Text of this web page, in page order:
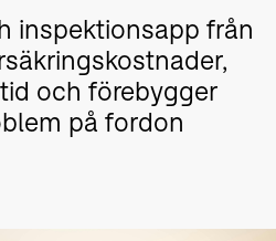
inspektionsapp från
och förebygger
på fordon